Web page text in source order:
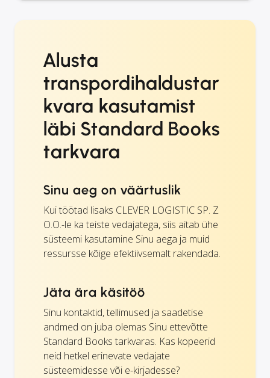
Alusta
transpordihaldustar
kvara kasutamist
läbi Standard Books
tarkvara
Sinu aeg on väärtuslik
Kui töötad lisaks CLEVER LOGISTIC SP. Z
O.O.-le ka teiste vedajatega, siis aitab ühe
süsteemi kasutamine Sinu aega ja muid
ressursse kõige efektiivsemalt rakendada.
Jäta ära käsitöö
Sinu kontaktid, tellimused ja saadetise
andmed on juba olemas Sinu ettevõtte
Standard Books tarkvaras. Kas kopeerid
neid hetkel erinevate vedajate
süsteemidesse või e-kirjadesse?